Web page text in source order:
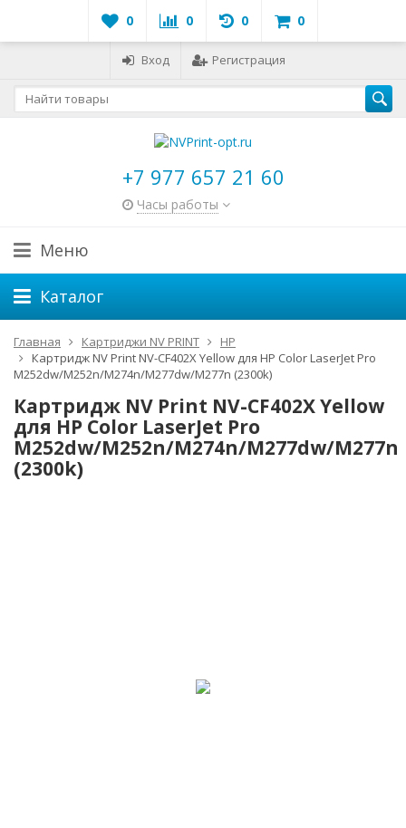
0 0 0 0
Вход Регистрация
+7 977 657 21 60
Часы работы
Меню
Каталог
Главная Картриджи NV PRINT
HP
Картридж NV Print NV-CF402X Yellow для HP Color LaserJet Pro
M252dw/M252n/M274n/M277dw/M277n (2300k)
Картридж NV Print NV-CF402X Yellow
для HP Color LaserJet Pro
M252dw/M252n/M274n/M277dw/M277n
(2300k)